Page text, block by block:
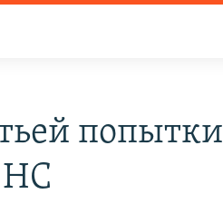
попытки